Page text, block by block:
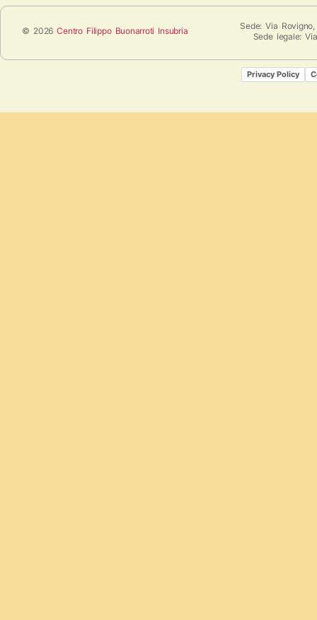
© 2026Centro Filippo Buonarroti Insubria
Sede: Via
Sede legale:
Privacy Policy